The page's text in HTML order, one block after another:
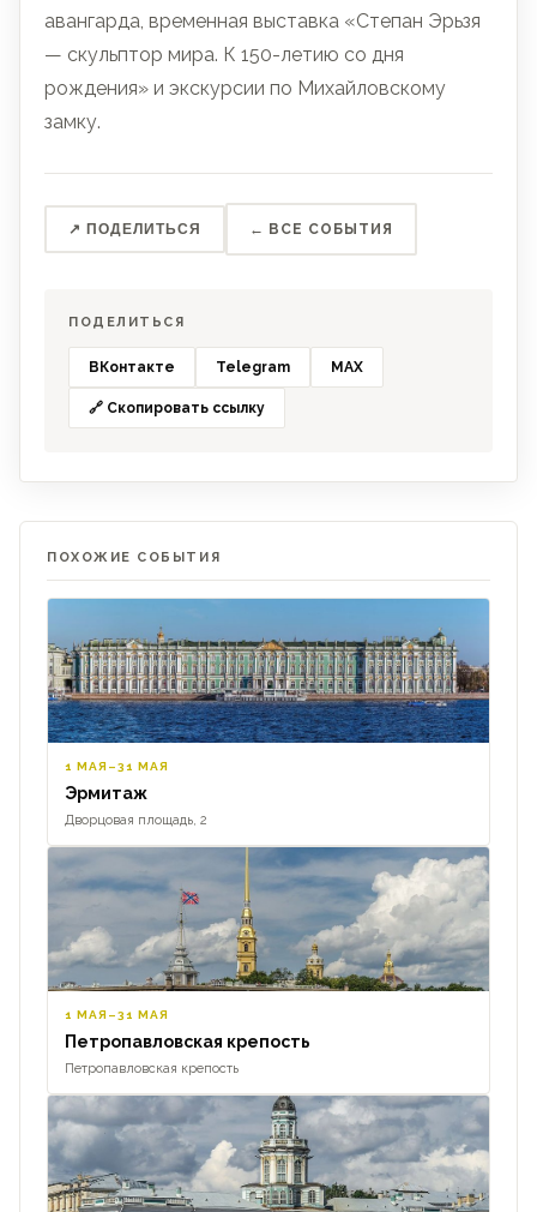
авангарда, временная выставка «Степан Эрьзя
— скульптор мира. К 150-летию со дня
рождения» и экскурсии по Михайловскому
замку.
↗ ПОДЕЛИТЬСЯ ← ВСЕ СОБЫТИЯ
ПОДЕЛИТЬСЯ
ВКонтакте Telegram MAX
🔗 Скопировать ссылку
ПОХОЖИЕ СОБЫТИЯ
1 МАЯ–31 МАЯ
Эрмитаж
Дворцовая площадь, 2
1 МАЯ–31 МАЯ
Петропавловская крепость
Петропавловская крепость